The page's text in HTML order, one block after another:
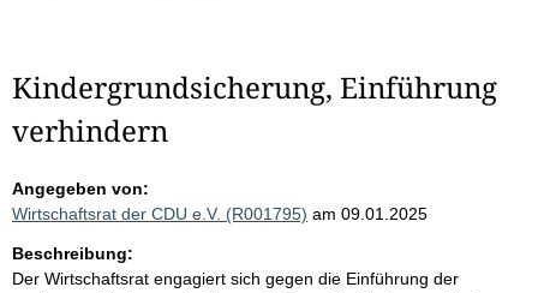
Kindergrundsicherung, Einführung
verhindern
Angegeben von:
Wirtschaftsrat der CDU e.V. (R001795) am 09.01.2025
Beschreibung:
Der Wirtschaftsrat engagiert sich gegen die Einführung der